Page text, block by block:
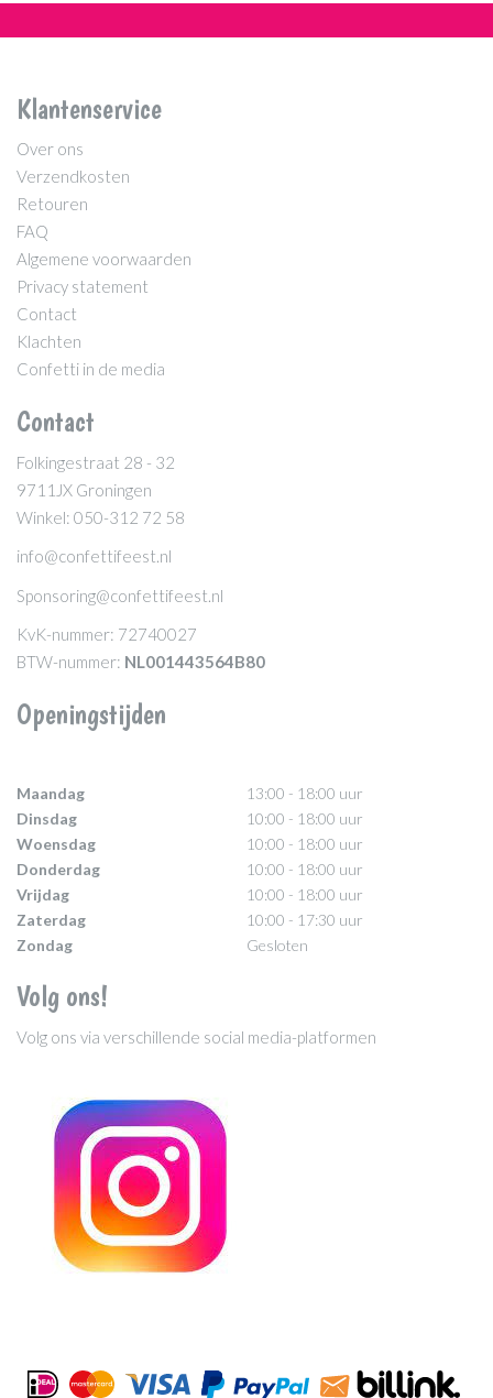
Klantenservice
Over ons
Verzendkosten
Retouren
FAQ
Algemene voorwaarden
Privacy statement
Contact
Klachten
Confetti in de media
Contact
Folkingestraat 28 - 32
9711JX Groningen
Winkel: 050-312 72 58
info@confettifeest.nl
Sponsoring@confettifeest.nl
KvK-nummer: 72740027
BTW-nummer: NL001443564B80
Openingstijden
Maandag
13:00 - 18:00 uur
Dinsdag
10:00 - 18:00 uur
Woensdag
10:00 - 18:00 uur
Donderdag
10:00 - 18:00 uur
Vrijdag
10:00 - 18:00 uur
Zaterdag
10:00 - 17:30 uur
Zondag
Gesloten
Volg ons!
Volg ons via verschillende social media-platformen